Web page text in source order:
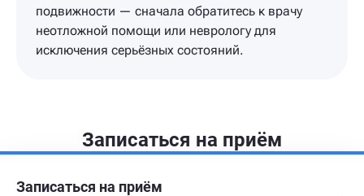
подвижности — сначала обратитесь к врачу
неотложной помощи или неврологу для
исключения серьёзных состояний.
Записаться на приём
Записаться на приём